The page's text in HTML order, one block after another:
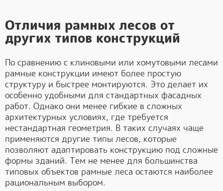
Отличия рамных лесов от
других типов конструкций
По сравнению с клиновыми или хомутовыми лесами
рамные конструкции имеют более простую
структуру и быстрее монтируются. Это делает их
особенно удобными для стандартных фасадных
работ. Однако они менее гибкие в сложных
архитектурных условиях, где требуется
нестандартная геометрия. В таких случаях чаще
применяются другие типы лесов, которые
позволяют адаптировать конструкцию под сложные
формы зданий. Тем не менее для большинства
типовых объектов рамные леса остаются наиболее
рациональным выбором.